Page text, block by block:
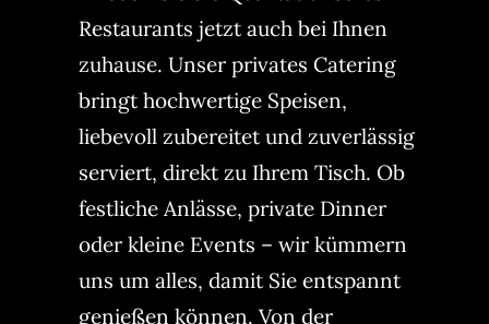
Restaurants jetzt auch bei Ihnen
zuhause. Unser privates Catering
bringt hochwertige Speisen,
liebevoll zubereitet und zuverlässig
serviert, direkt zu Ihrem Tisch. Ob
festliche Anlässe, private Dinner
oder kleine Events – wir kümmern
uns um alles, damit Sie entspannt
genießen können. Von der